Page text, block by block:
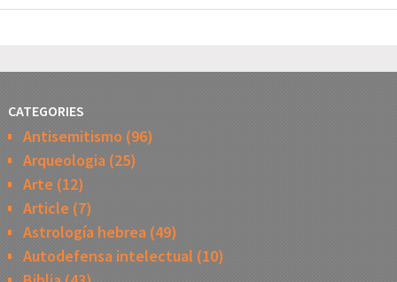
CATEGORIES
Antisemitismo (96)
Arqueologia(25)
Arte (12)
Article (7)
Astrología hebrea(49)
Autodefensa intelectual (10)